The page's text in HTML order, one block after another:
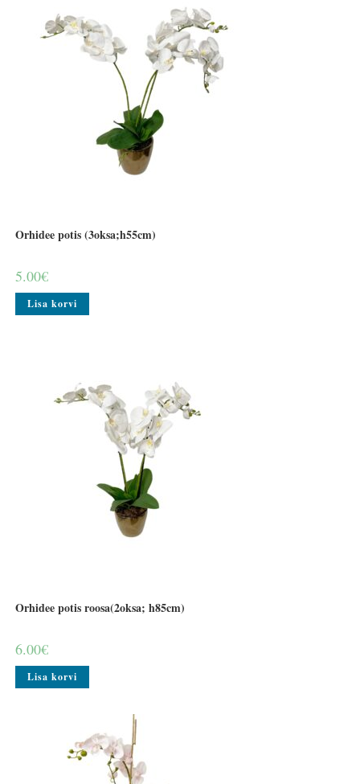
Orhidee potis (3oksa;h55cm)
5.00€
Lisa korvi
Orhidee potis roosa(2oksa; h85cm)
6.00€
Lisa korvi